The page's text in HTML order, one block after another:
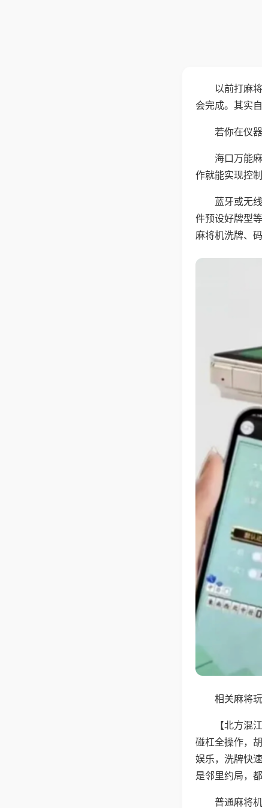
以前打麻
会完成。其实
若你在仪
海口万能
作就能实现控
蓝牙或无
件预设好牌型
麻将机洗牌、
相关麻将
【北方混
碰杠全操作，
娱乐，洗牌快
是邻里约局，
普通麻将